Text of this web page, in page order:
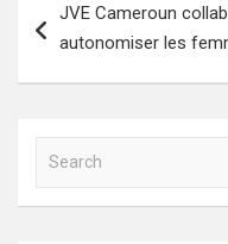
de
JVE Cameroun
autonomiser les
a